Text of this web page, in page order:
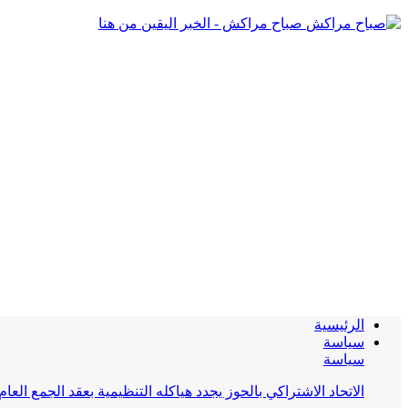
صباح مراكش - الخبر اليقين من هنا
الرئيسية
سياسة
سياسة
الاتحاد الاشتراكي بالحوز يجدد هياكله التنظيمية بعقد الجمع